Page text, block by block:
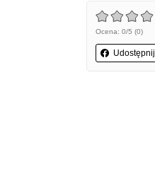
Ocena: 0/5 (0)
Udostępnij